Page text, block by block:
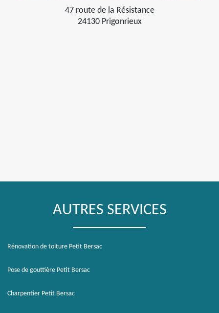
47 route de la Résistance
24130 Prigonrieux
AUTRES SERVICES
Rénovation de toiture Petit Bersac
Pose de gouttière Petit Bersac
Charpentier Petit Bersac